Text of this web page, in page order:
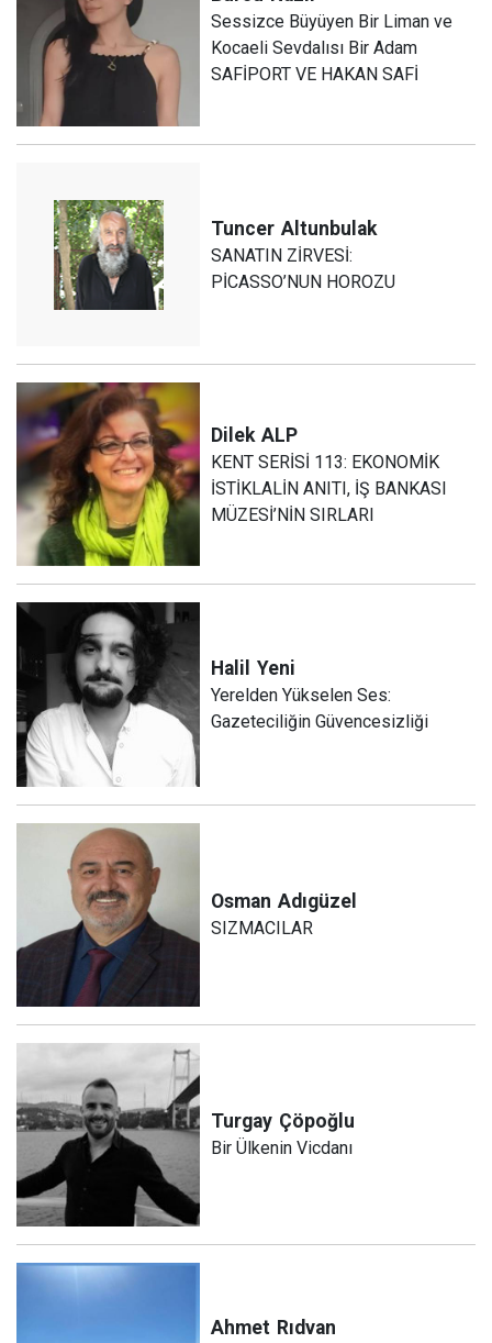
Sessizce Büyüyen Bir Liman ve
Kocaeli Sevdalısı Bir Adam
SAFİPORT VE HAKAN SAFİ
Tuncer Altunbulak
SANATIN ZİRVESİ:
PİCASSO’NUN HOROZU
Dilek ALP
KENT SERİSİ 113: EKONOMİK
İSTİKLALİN ANITI, İŞ BANKASI
MÜZESİ’NİN SIRLARI
Halil Yeni
Yerelden Yükselen Ses:
Gazeteciliğin Güvencesizliği
Osman Adıgüzel
SIZMACILAR
Turgay Çöpoğlu
Bir Ülkenin Vicdanı
Ahmet Rıdvan